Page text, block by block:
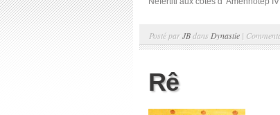
Posté parJBdans Dynastie |
Rê